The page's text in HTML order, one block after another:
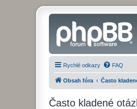
Rychlé odkazy FAQ
Obsah fóra Často
Často kladené